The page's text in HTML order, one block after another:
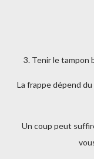
3. Tenir le tampon
La frappe dépend
Un coup peut